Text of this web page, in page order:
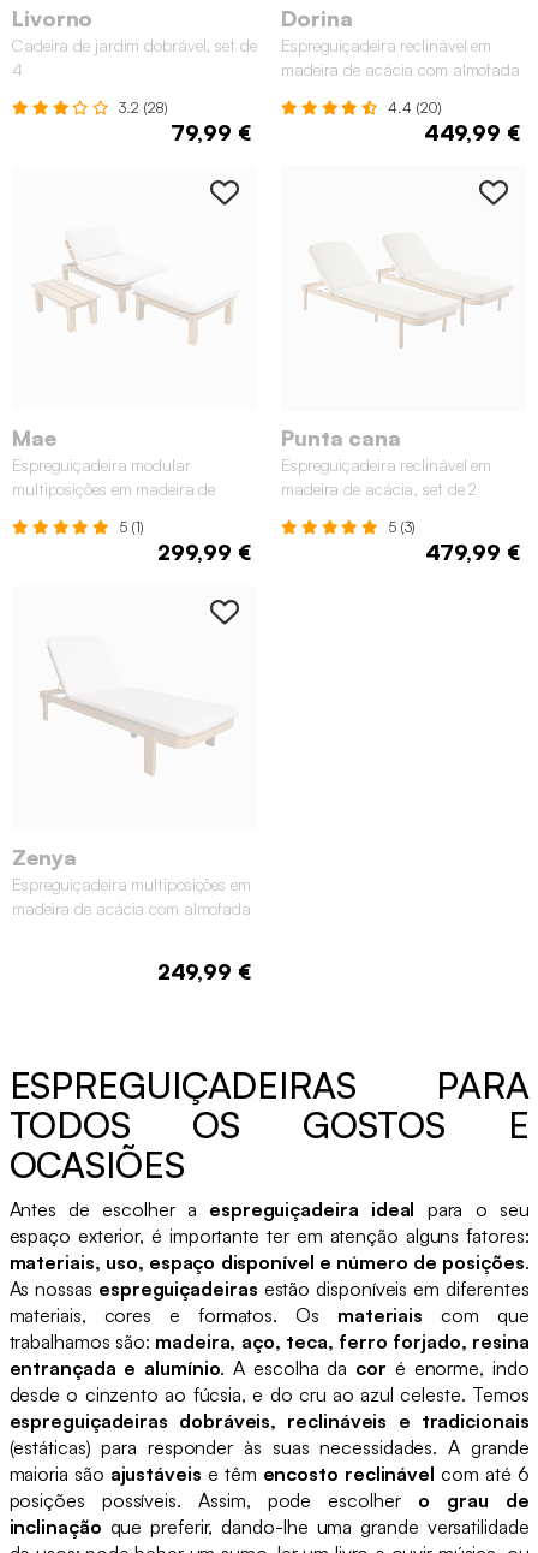
Livorno
Cadeira de jardim dobrável, set de
4
3.2 (28)
79,99 €
Dorina
Espreguiçadeira reclinável em
madeira de acácia com almofada
4.4 (20)
449,99 €
Mae
Espreguiçadeira modular
multiposições em madeira de
5 (1)
299,99 €
Punta cana
Espreguiçadeira reclinável em
madeira de acácia, set de 2
5 (3)
479,99 €
Zenya
Espreguiçadeira multiposições em
madeira de acácia com almofada
249,99 €
ESPREGUIÇADEIRAS PARA
TODOS OS GOSTOS E
OCASIÕES
Antes de escolher a espreguiçadeira ideal para o seu
espaço exterior, é importante ter em atenção alguns fatores:
materiais, uso, espaço disponível e número de posições.
As nossas espreguiçadeiras estão disponíveis em diferentes
materiais, cores e formatos. Os materiais com que
trabalhamos são: madeira, aço, teca, ferro forjado, resina
entrançada e alumínio. A escolha da cor é enorme, indo
desde o cinzento ao fúcsia, e do cru ao azul celeste. Temos
espreguiçadeiras dobráveis, reclináveis e tradicionais
(estáticas) para responder às suas necessidades. A grande
maioria são ajustáveis e têm encosto reclinável com até 6
posições possíveis. Assim, pode escolher o grau de
inclinação que preferir, dando-lhe uma grande versatilidade